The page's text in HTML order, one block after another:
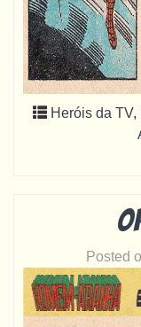
Heróis da TV,
Posted